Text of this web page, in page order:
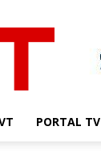
PORTAL TV